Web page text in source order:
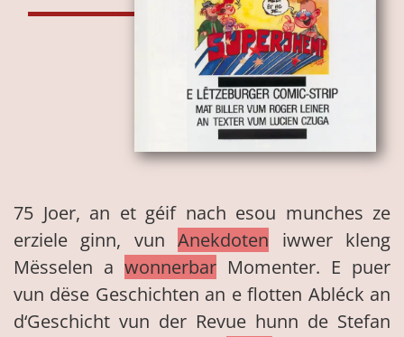
75 Joer, an et géif nach esou munches ze
erziele ginn, vunAnekdoten iwwer kleng
Mësselen a wonnerbar Momenter. E puer
vun dëse Geschichten an e flotten Abléck an
d‘Geschicht vun der Revue hunn de Stefan